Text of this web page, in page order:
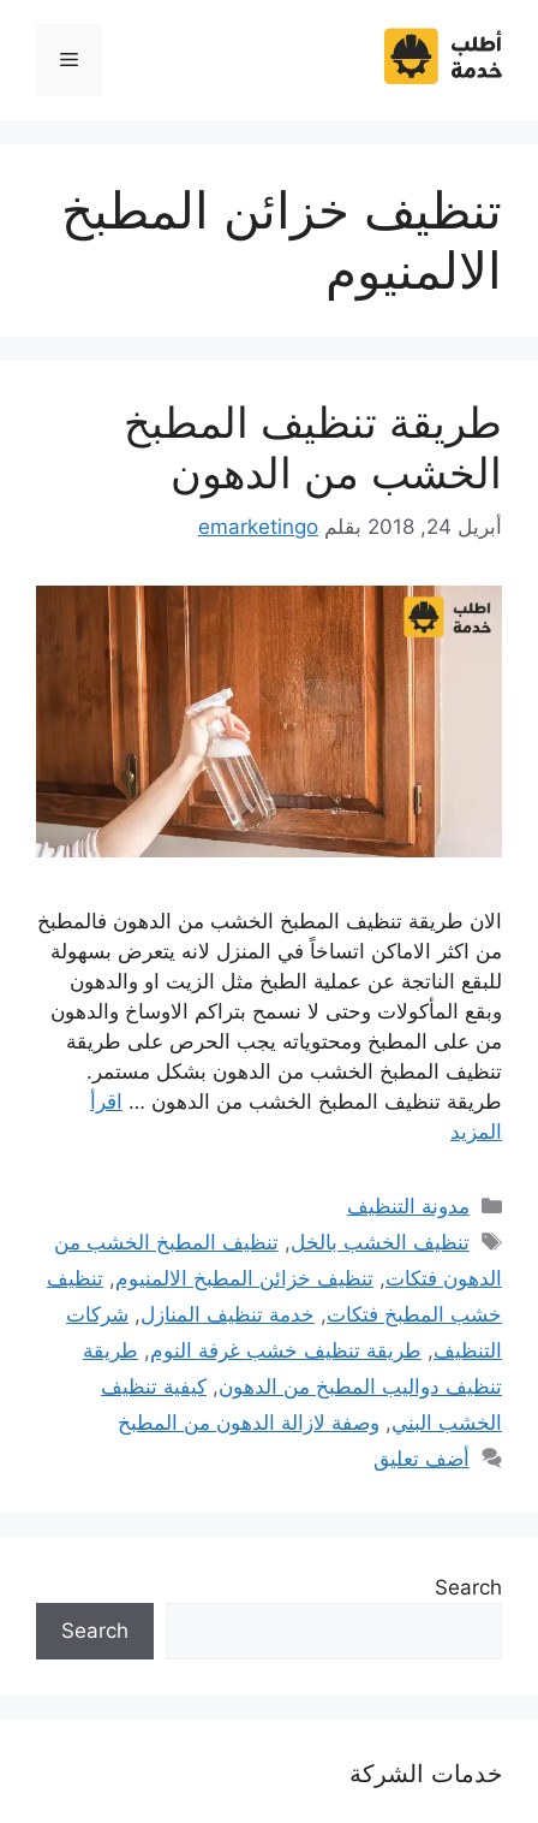
المحتوى
القائمة
تنظيف خزائن المطبخ
الالمنيوم
طريقة تنظيف المطبخ
الخشب من الدهون
أبريل 24, 2018 بقلم emarketingo
الان طريقة تنظيف المطبخ الخشب من الدهون فالمطبخ
من اكثر الاماكن اتساخاً في المنزل لانه يتعرض بسهولة
للبقع الناتجة عن عملية الطبخ مثل الزيت او والدهون
وبقع المأكولات وحتى لا نسمح بتراكم الاوساخ والدهون
من على المطبخ ومحتوياته يجب الحرص على طريقة
تنظيف المطبخ الخشب من الدهون بشكل مستمر.
طريقة تنظيف المطبخ الخشب من الدهون … اقرأ
المزيد
التصنيفات
مدونة التنظيف
الوسوم
تنظيف الخشب بالخل,تنظيف المطبخ الخشب من
الدهون فتكات, تنظيف خزائن المطبخ الالمنيوم, تنظيف
خشب المطبخ فتكات, خدمة تنظيف المنازل, شركات
التنظيف, طريقة تنظيف خشب غرفة النوم, طريقة
تنظيف دواليب المطبخ من الدهون, كيفية تنظيف
الخشب البني, وصفة لازالة الدهون من المطبخ
أضف تعليق
Search
Search
خدمات الشركة